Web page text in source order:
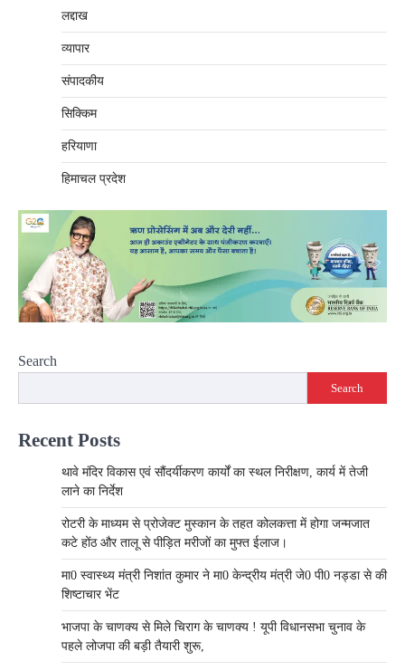
लद्दाख
व्यापार
संपादकीय
सिक्किम
हरियाणा
हिमाचल प्रदेश
Search
Search
Recent Posts
थावे मंदिर विकास एवं सौंदर्यीकरण कार्यों का स्थल निरीक्षण, कार्य में तेजी
लाने का निर्देश
रोटरी के माध्यम से प्रोजेक्ट मुस्कान के तहत कोलकत्ता में होगा जन्मजात
कटे होंठ और तालू से पीड़ित मरीजों का मुफ्त ईलाज।
मा0 स्वास्थ्य मंत्री निशांत कुमार ने मा0 केन्द्रीय मंत्री जे0 पी0 नड्डा से की
शिष्टाचार भेंट
भाजपा के चाणक्य से मिले चिराग के चाणक्य ! यूपी विधानसभा चुनाव के
पहले लोजपा की बड़ी तैयारी शुरू,